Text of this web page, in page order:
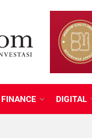
FINANCE DIGITAL